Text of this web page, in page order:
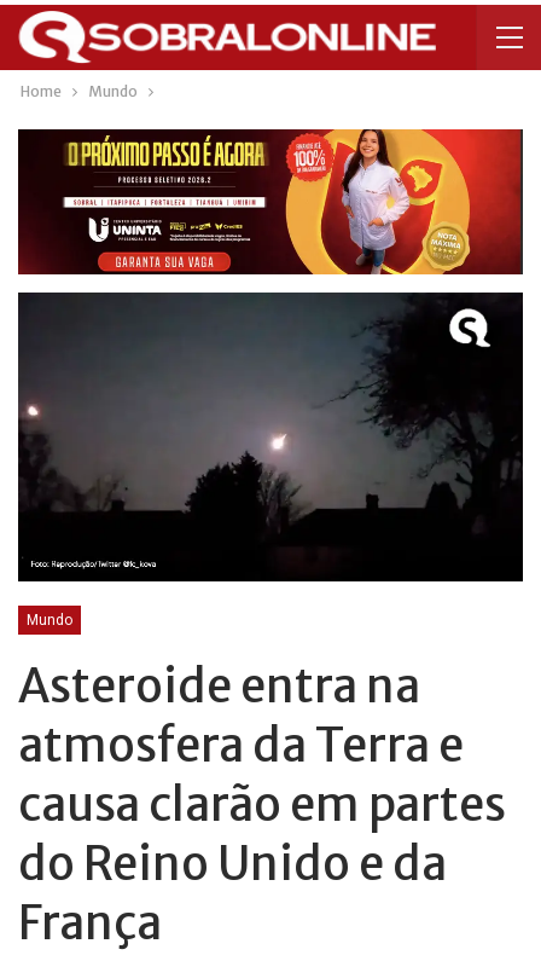
Home Mundo
Mundo
Asteroide entra na
atmosfera da Terra e
causa clarão em partes
do Reino Unido e da
França